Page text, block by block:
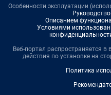
Особенности эксплуатации
Описанием
Условиями
Веб-портал распространяется в
действия по установке на
Политика